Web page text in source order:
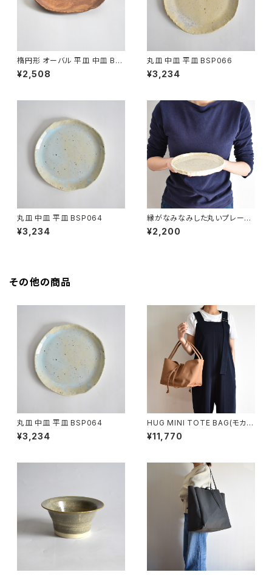
楕円形 オーバル 平皿 中皿 BS
P090
¥2,508
丸皿 中皿 平皿 BSP066
¥3,234
丸皿 中皿 平皿 BSP064
¥3,234
縁がなみなみした丸いプレート
中皿(白/光沢/点模様/白御影土)
¥2,200
その他の商品
丸皿 中皿 平皿 BSP064
¥3,234
HUG MINI TOTE BAG(モカ/
ブラウン)
¥11,770